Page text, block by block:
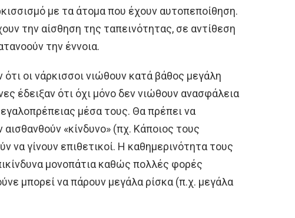
με τα άτομα που έχουν αυτοπεποίθηση.
την αίσθηση της ταπεινότητας, σε αντίθεση
την έννοια.
οι νάρκισσοι νιώθουν κατά βάθος μεγάλη
έδειξαν ότι όχι μόνο δεν νιώθουν ανασφάλεια
μέσα τους. Θα πρέπει να
αισθανθούν «κίνδυνο» (πχ. Κάποιος τους
να γίνουν επιθετικοί. Η καθημερινότητα τους
μονοπάτια καθώς πολλές φορές
μπορεί να πάρουν μεγάλα ρίσκα (π.χ. μεγάλα